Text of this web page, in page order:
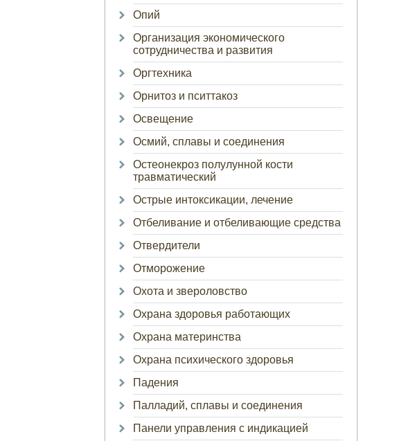
Опий
Организация экономического
сотрудничества и развития
Оргтехника
Орнитоз и пситтакоз
Освещение
Осмий, сплавы и соединения
Остеонекроз полулунной кости
травматический
Острые интоксикации, лечение
Отбеливание и отбеливающие средства
Отвердители
Отморожение
Охота и звероловство
Охрана здоровья работающих
Охрана материнства
Охрана психического здоровья
Падения
Палладий, сплавы и соединения
Панели управления с индикацией